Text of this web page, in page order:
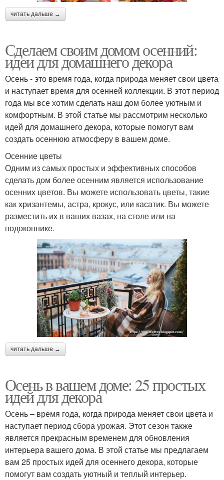
читать дальше →
Сделаем своим домом осенний:
идеи для домашнего декора
Осень - это время года, когда природа меняет свои цвета
и наступает время для осенней коллекции. В этот период
года мы все хотим сделать наш дом более уютным и
комфортным. В этой статье мы рассмотрим несколько
идей для домашнего декора, которые помогут вам
создать осеннюю атмосферу в вашем доме.
Осенние цветы
Одним из самых простых и эффективных способов
сделать дом более осенним является использование
осенних цветов. Вы можете использовать цветы, такие
как хризантемы, астра, крокус, или касатик. Вы можете
разместить их в ваших вазах, на столе или на
подоконнике.
читать дальше →
Осень в вашем доме: 25 простых
идей для декора
Осень – время года, когда природа меняет свои цвета и
наступает период сбора урожая. Этот сезон также
является прекрасным временем для обновления
интерьера вашего дома. В этой статье мы предлагаем
вам 25 простых идей для осеннего декора, которые
помогут вам создать уютный и теплый интерьер.